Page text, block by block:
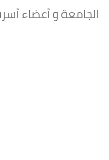
الجامعة و أعضاء